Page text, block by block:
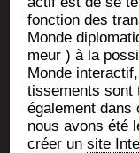
fonc­tion des
Monde
meur ) à la
Monde
tis­se­ments sont
éga­le­ment dans
nous avons été
créer unsite